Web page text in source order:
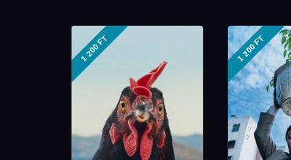
1 200 FT 1 200 FT